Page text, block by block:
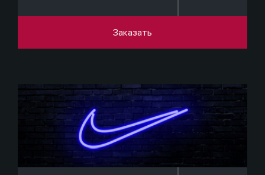
Заказать